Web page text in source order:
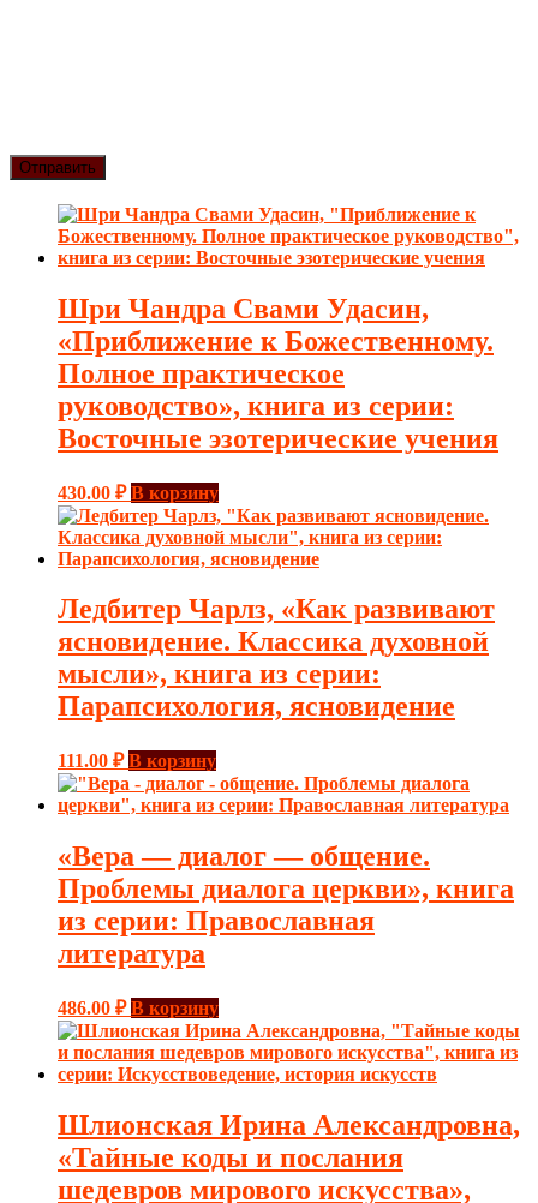
Шри Чандра Свами Удасин,
«Приближение к Божественному.
Полное практическое
руководство», книга из серии:
Восточные эзотерические учения
430.00 ₽ В корзину
Ледбитер Чарлз, «Как развивают
ясновидение. Классика духовной
мысли», книга из серии:
Парапсихология, ясновидение
111.00 ₽ В корзину
«Вера — диалог — общение.
Проблемы диалога церкви», книга
из серии: Православная
литература
486.00 ₽ В корзину
Шлионская Ирина Александровна,
«Тайные коды и послания
шедевров мирового искусства»,